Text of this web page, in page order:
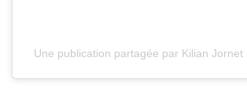
Une publication partagée par Kilian Jornet